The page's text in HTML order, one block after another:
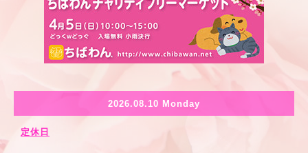
2026.08.10 Monday
定休日